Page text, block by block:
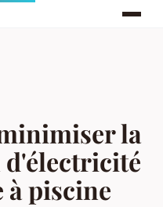
la
à piscine